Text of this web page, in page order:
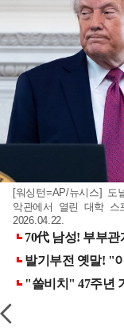
[워싱턴=AP/뉴시스]
악관에서 열린 대학 스
2026.04.22.